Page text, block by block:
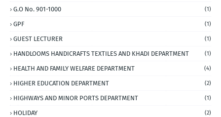
G.O No. 901-1000 (1)
GPF (1)
GUEST LECTURER (1)
HANDLOOMS HANDICRAFTS TEXTILES AND KHADI DEPARTMENT (1)
HEALTH AND FAMILY WELFARE DEPARTMENT (4)
HIGHER EDUCATION DEPARTMENT (2)
HIGHWAYS AND MINOR PORTS DEPARTMENT (1)
HOLIDAY (2)